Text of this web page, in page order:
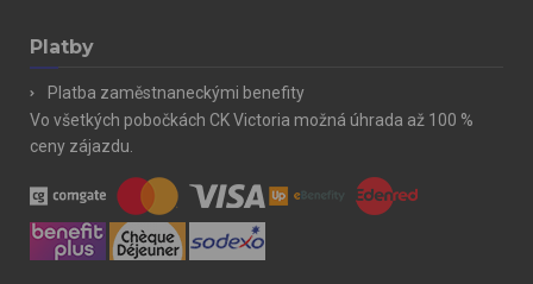
Platby
Platba zaměstnaneckými benefity
Vo všetkých pobočkách CK Victoria možná úhrada až 100 %
ceny zájazdu.